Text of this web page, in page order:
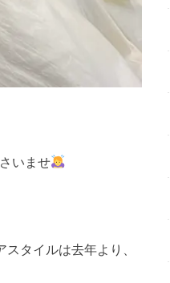
いませ
タイルは去年より、